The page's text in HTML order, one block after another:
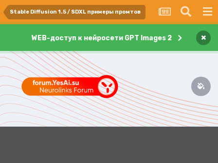
Stable Diffusion 1.5 / SDXL примеры промтов
WEB-доступ к нейросети GPT Images 2 ×